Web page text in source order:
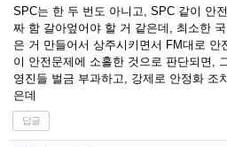
SPC는 한 두 번도 아니고, SPC 같이 안
짜 함 갈아엎어야 할 거 같은데, 최소한
은 거 만들어서 상주시키면서 FM대로 안
이 안전문제에 소홀한 것으로 판단되면,
영진들 벌금 부과하고, 강제로 안정화 조
은데
답글